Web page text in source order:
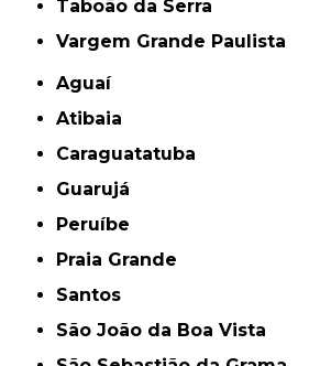
Taboão da Serra
Vargem Grande Paulista
Aguaí
Atibaia
Caraguatatuba
Guarujá
Peruíbe
Praia Grande
Santos
São João da Boa Vista